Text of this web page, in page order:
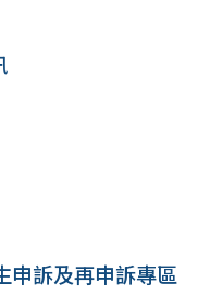
申訴及再申訴專區